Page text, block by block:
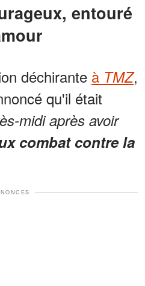
déchirante à TMZ,
qu'il était
midi après avoir
combat contre la